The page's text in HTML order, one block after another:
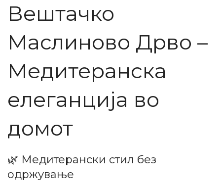
Вештачко
Маслиново Дрво –
Медитеранска
елеганција во
домот
🌿 Медитерански стил без
одржување